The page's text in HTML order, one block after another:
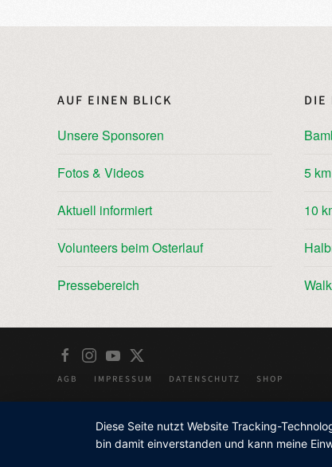
AUF EINEN BLICK
Unsere Sponsoren
Fotos & Videos
Aktuell informiert
Volunteers beim Osterlauf
Pressebereich
DIE
5
10
AGB IMPRESSUM DATENSCHUTZ SHOP
Diese Seite nutzt Website Tracking-
bin damit einverstanden und kann meine